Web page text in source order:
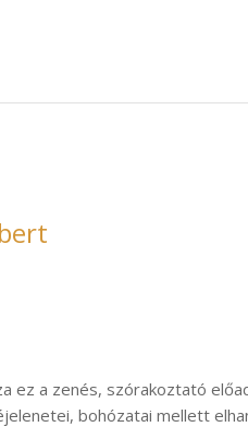
ez a zenés, szórakoztató
bohózatai mellett